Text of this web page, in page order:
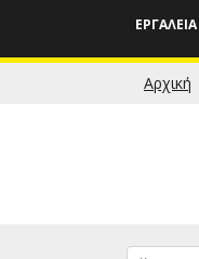
ΕΡΓΑΛΕΊΑ
Αρχική